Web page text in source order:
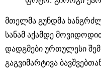
მთელმა გუნდმა
სანამ აქამდე
დადგმები ურთულესი
გაგვიმარტივა